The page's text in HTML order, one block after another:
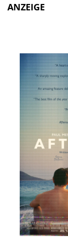
ANZEIGE